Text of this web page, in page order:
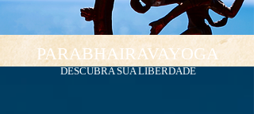
PARABHAIRAVAYOGA
DESCUBRA SUA LIBERDADE